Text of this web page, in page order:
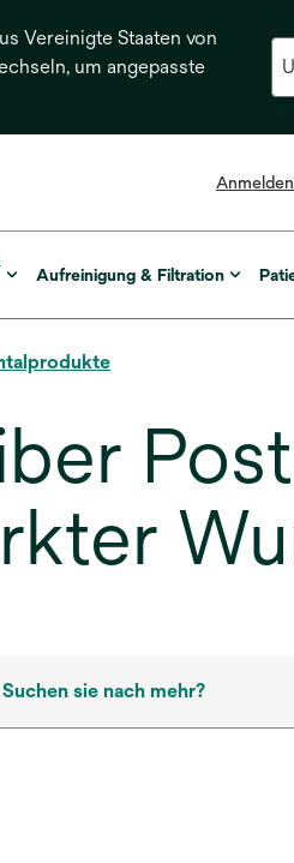
Vereinigte Staaten von
um angepasste
Anmelden
Aufreinigung & Filtration
Suchen sie nach mehr?